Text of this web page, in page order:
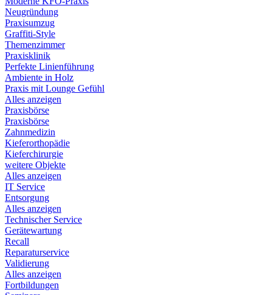
Neugründung
Praxisumzug
Graffiti-Style
Themenzimmer
Praxisklinik
Perfekte Linienführung
Ambiente in Holz
Praxis mit Lounge Gefühl
Alles anzeigen
Praxisbörse
Praxisbörse
Zahnmedizin
Kieferorthopädie
Kieferchirurgie
weitere Objekte
Alles anzeigen
IT Service
Entsorgung
Alles anzeigen
Technischer Service
Gerätewartung
Recall
Reparaturservice
Validierung
Alles anzeigen
Fortbildungen